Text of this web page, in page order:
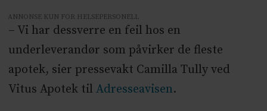
ANNONSE KUN FOR HELSEPERSONELL
– Vi har dessverre en feil hos en
underleverandør som påvirker de fleste
apotek, sier pressevakt Camilla Tully ved
Vitus Apotek til Adresseavisen.